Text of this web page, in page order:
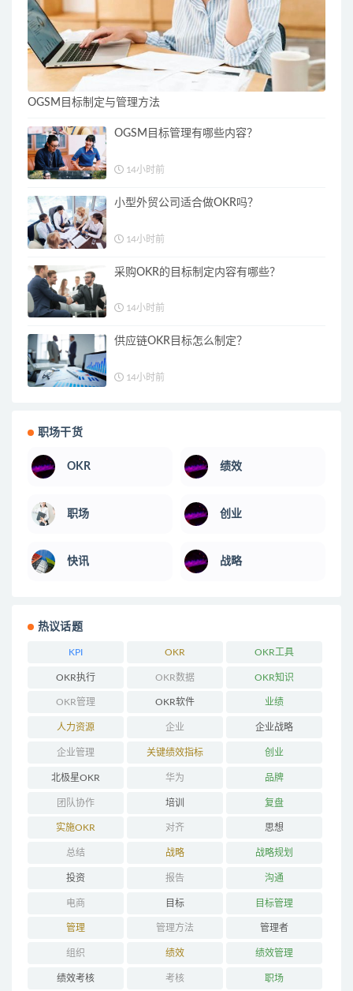
OGSM目标制定与管理方法
OGSM目标管理有哪些内容？
14小时前
小型外贸公司适合做OKR吗？
14小时前
采购OKR的目标制定内容有哪些？
14小时前
供应链OKR目标怎么制定？
14小时前
职场干货
OKR 绩效
职场 创业
快讯 战略
热议话题
KPI OKR OKR工具
OKR执行 OKR数据 OKR知识
OKR管理 OKR软件 业绩
人力资源 企业 企业战略
企业管理 关键绩效指标 创业
北极星OKR 华为 品牌
团队协作 培训 复盘
实施OKR 对齐 思想
总结 战略 战略规划
投资 报告 沟通
电商 目标 目标管理
管理 管理方法 管理者
组织 绩效 绩效管理
绩效考核 考核 职场